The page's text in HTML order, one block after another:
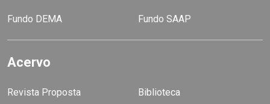
Fundo DEMA Fundo SAAP
Acervo
Revista Proposta
Biblioteca